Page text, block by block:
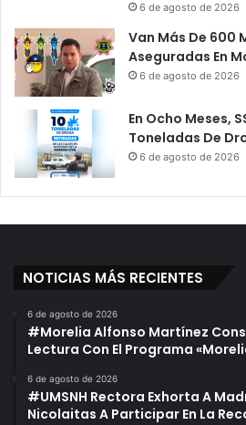
6 de agosto de 2026
Van Más De 600
Aseguradas En
6 de agosto de 2026
En Ocho Meses,
Toneladas De
6 de agosto de 2026
NOTICIAS MÁS RECIENTES
6 de agosto de 2026
#Morelia Alfonso Martínez
Lectura Con El Programa
6 de agosto de 2026
#UMSNH Rectora Exhorta A
Nicolaitas A Participar En La